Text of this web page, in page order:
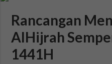
Rancangan
AlHijrah
1441H